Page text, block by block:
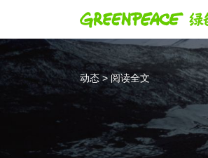
动态 > 阅读全文